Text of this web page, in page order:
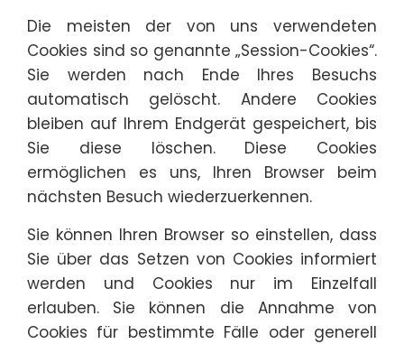
Die meisten der von uns verwendeten
Cookies sind so genannte „Session-Cookies“.
Sie werden nach Ende Ihres Besuchs
automatisch gelöscht. Andere Cookies
bleiben auf Ihrem Endgerät gespeichert, bis
Sie diese löschen. Diese Cookies
ermöglichen es uns, Ihren Browser beim
nächsten Besuch wiederzuerkennen.
Sie können Ihren Browser so einstellen, dass
Sie über das Setzen von Cookies informiert
werden und Cookies nur im Einzelfall
erlauben. Sie können die Annahme von
Cookies für bestimmte Fälle oder generell